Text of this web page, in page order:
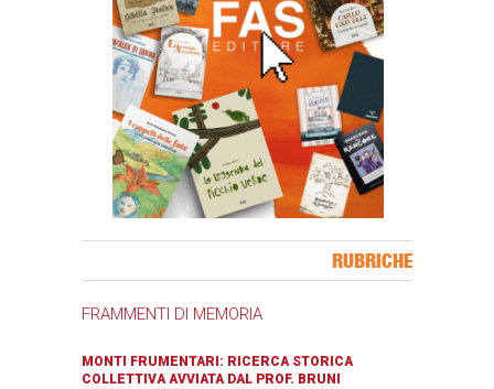
RUBRICHE
FRAMMENTI DI MEMORIA
MONTI FRUMENTARI: RICERCA STORICA
COLLETTIVA AVVIATA DAL PROF. BRUNI